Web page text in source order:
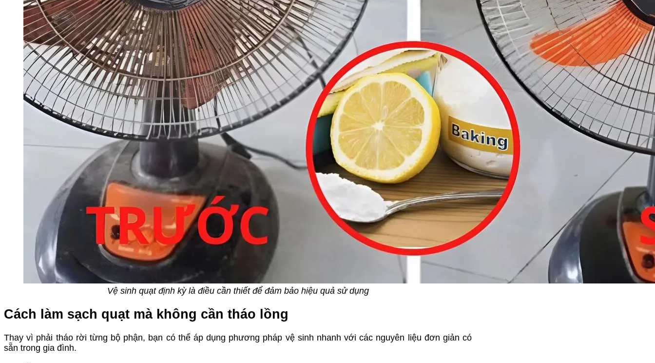
Vệ sinh quạt định kỳ là điều cần thiết để đảm bảo hiệu quả sử dụng
Cách làm sạch quạt mà không cần tháo lồng
Thay vì phải tháo rời từng bộ phận, bạn có thể áp dụng phương pháp vệ sinh nhanh với các nguyên liệu đơn giản có
sẵn trong gia đình.